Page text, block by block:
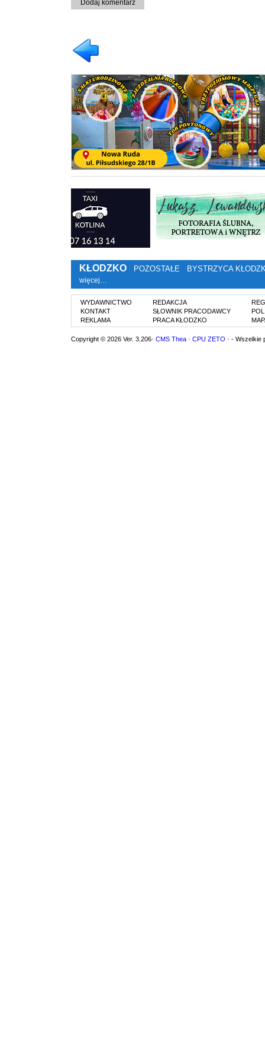
Dodaj komentarz
KŁODZKO POZOSTAŁE BYSTRZYCA
więcej…
WYDAWNICTWO
KONTAKT
REKLAMA
REDAKCJA
SŁOWNIK PRACODAWCY
PRACA KŁODZKO
Copyright © 2026 Ver. 3.206· CMS Thea · CPU ZETO · - Wszelkie